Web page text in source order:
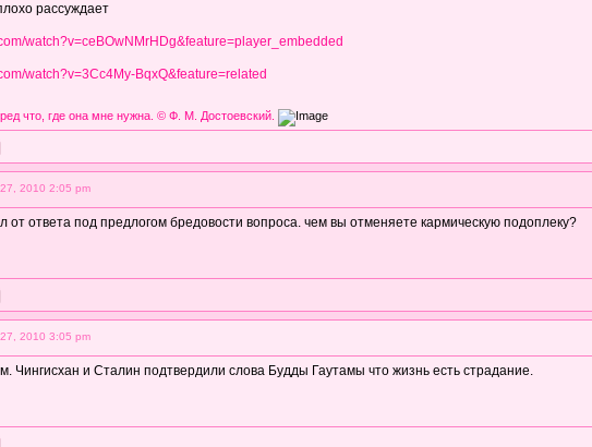
рассуждает
watch?v=ceBOwNMrHDg&feature=player_embedded
watch?v=3Cc4My-BqxQ&feature=related
что, где она мне нужна. © Ф. М. Достоевский.
2010 2:05 pm
от ответа под предлогом бредовости вопроса. чем вы отменяете кармическую подоплеку?
2010 3:05 pm
Чингисхан и Сталин подтвердили слова Будды Гаутамы что жизнь есть страдание.